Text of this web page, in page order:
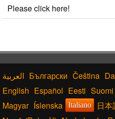
Please click here!
Български Čeština
English Español Eesti Suomi
Magyar Íslenska Italiano 日本